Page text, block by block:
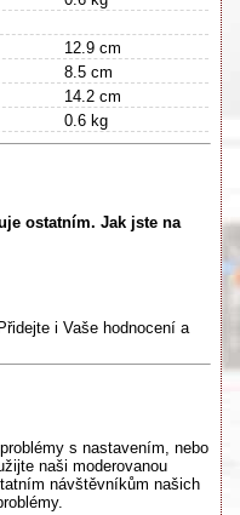
12.9 cm
8.5 cm
14.2 cm
0.6 kg
ostatním. Jak jste na
i Vaše hodnocení a
s nastavením, nebo
naši moderovanou
návštěvníkům našich